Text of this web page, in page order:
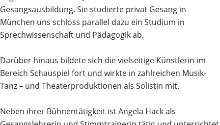
Gesangsausbildung. Sie studierte privat Gesang in
München uns schloss parallel dazu ein Studium in
Sprechwissenschaft und Pädagogik ab.
Darüber hinaus bildete sich die vielseitige Künstlerin im
Bereich Schauspiel fort und wirkte in zahlreichen Musik-
Tanz – und Theaterproduktionen als Solistin mit.
Neben ihrer Bühnentätigkeit ist Angela Hack als